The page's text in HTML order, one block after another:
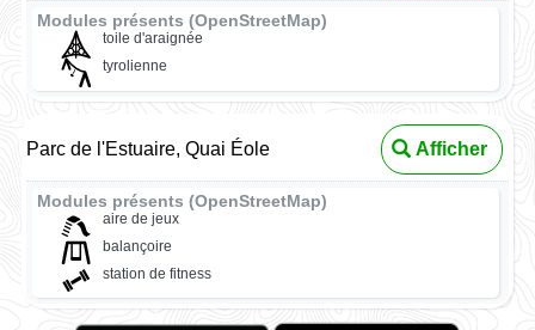
Modules présents (OpenStreetMap)
toile d'araignée
tyrolienne
Parc de l'Estuaire, Quai Éole Afficher
Modules présents (OpenStreetMap)
aire de jeux
balançoire
station de fitness